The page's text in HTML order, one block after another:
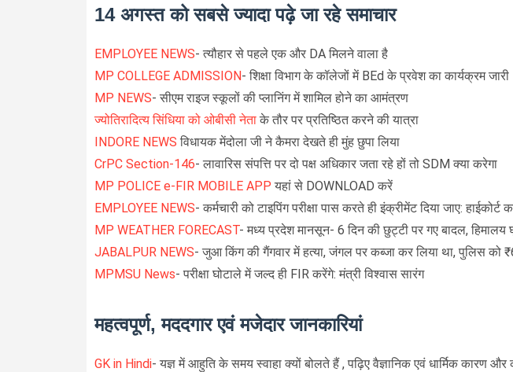
14 अगस्त को सबसे ज्यादा पढ़े जा रहे समाचार
EMPLOYEE NEWS- त्यौहार से पहले एक और DA मिलने वाला है
MP COLLEGE ADMISSION- शिक्षा विभाग के कॉलेजों में BEd के प्रवेश का कार्यक्रम जारी
MP NEWS- सीएम राइज स्कूलों की प्लानिंग में शामिल होने का आमंत्रण
ज्योतिरादित्य सिंधिया को ओबीसी नेताके तौर पर प्रतिष्ठित करने की यात्रा
INDORE NEWS विधायक मेंदोला जी ने कैमरा देखते ही मुंह छुपा लिया
CrPC Section-146- लावारिस संपत्ति पर दो पक्ष अधिकार जता रहे हों तो SDM क्या करेगा
MP POLICE e-FIR MOBILE APP यहां से DOWNLOAD करें
EMPLOYEE NEWS- कर्मचारी को टाइपिंग परीक्षा पास करते ही इंक्रीमेंट दिया जाए:
MP WEATHER FORECAST- मध्य प्रदेश मानसून- 6 दिन की छुट्टी पर गए बादल, हिमालय
JABALPUR NEWS- जुआ किंग की गैंगवार में हत्या, जंगल पर कब्जा कर लिया था, पुलिस को
MPMSU News- परीक्षा घोटाले में जल्द ही FIR करेंगे: मंत्री विश्वास सारंग
महत्वपूर्ण, मददगार एवं मजेदार जानकारियां
GK in Hindi- यज्ञ में आहुति के समय स्वाहा क्यों बोलते हैं , पढ़िए वैज्ञानिक एवं धार्मिक कारण और